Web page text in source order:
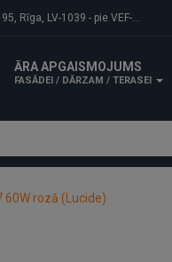
LV-1039 - pie VEF-Gaisa tilta.
ĀRA APGAISMOJUMS
FASĀDEI / DĀRZAM / TERASEI
60W rozā (Lucide)